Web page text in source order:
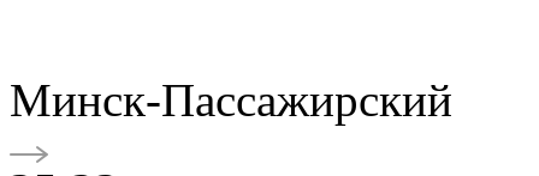
Минск-Пассажирский